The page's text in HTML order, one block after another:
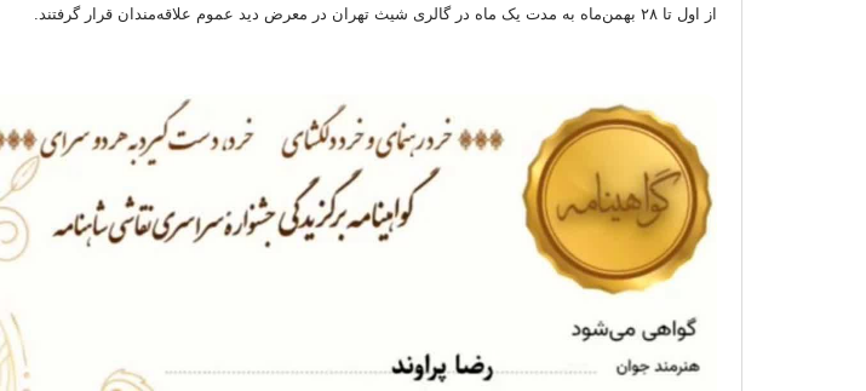
از اول تا ۲۸ بهمن‌ماه به مدت یک ماه در گالری شیث تهران در معرض دید عموم علاقه‌مندان قرار گرفتند.